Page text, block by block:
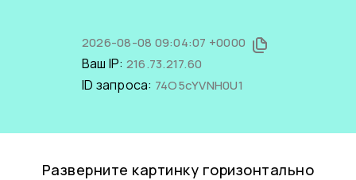
2026-08-08 09:04:07 +0000
Ваш IP: 216.73.217.60
ID запроса: 74O5cYVNH0U1
Разверните картинку горизонтально